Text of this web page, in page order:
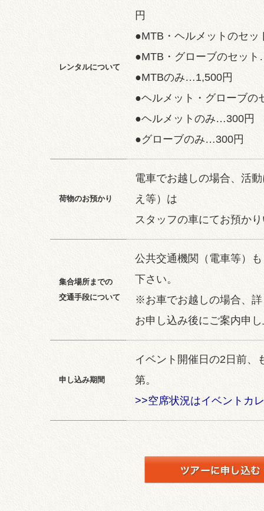
レンタルについて
円
●MTB・ヘルメットのセ
●MTB・グローブのセッ
●MTBのみ…1,500円
●ヘルメット・グローブ
●ヘルメットのみ…300円
●グローブのみ…300円
荷物のお預かり
電車でお越しの場合、活
え等）は
スタッフの車にてお預か
集合場所までの
交通手段について
公共交通機関（電車等）
下さい。
※お車でお越しの場合、
お申し込み後にご案内申
申し込み期間
イベント開催日の2日前、
第。
>>空席状況はイベントカ